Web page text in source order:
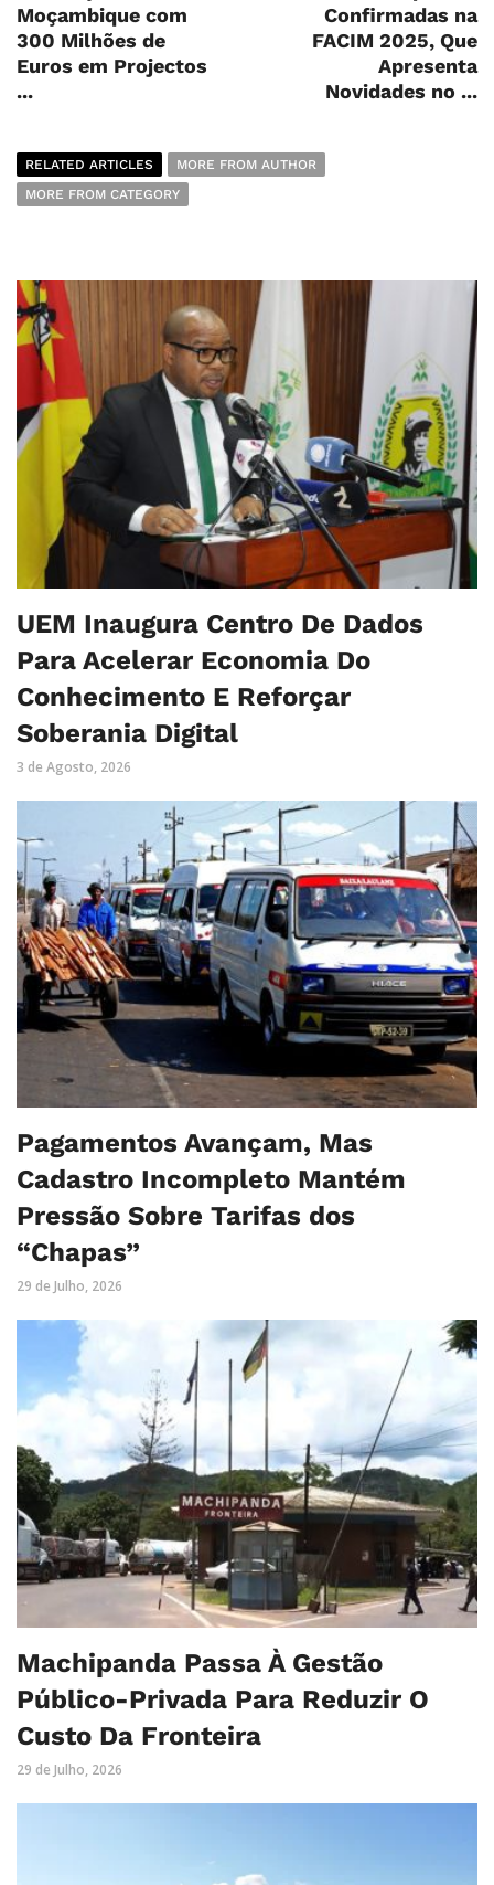
Moçambique com
300 Milhões de
Euros em Projectos
...
Confirmadas na
FACIM 2025, Que
Apresenta
Novidades no ...
RELATED ARTICLES
MORE FROM AUTHOR
MORE FROM CATEGORY
UEM Inaugura Centro De Dados
Para Acelerar Economia Do
Conhecimento E Reforçar
Soberania Digital
3 de Agosto, 2026
Pagamentos Avançam, Mas
Cadastro Incompleto Mantém
Pressão Sobre Tarifas dos
“Chapas”
29 de Julho, 2026
Machipanda Passa À Gestão
Público-Privada Para Reduzir O
Custo Da Fronteira
29 de Julho, 2026